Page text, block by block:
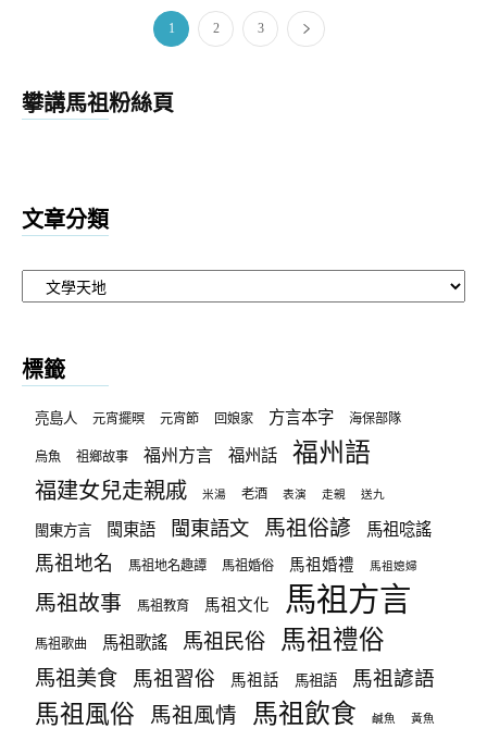
1 2 3
攀講馬祖粉絲頁
文章分類
文
標籤
亮島人 元宵擺暝 元宵節 回娘家 方言本字 海保部隊
烏魚 祖鄉故事 福州方言 福州話 福州語
福建女兒走親戚 米湯 老酒 表演 走親 送九
閩東方言 閩東語 閩東語文 馬祖俗諺 馬祖唸謠
馬祖地名 馬祖地名趣譚 馬祖婚俗 馬祖婚禮 馬祖媳婦
馬祖故事 馬祖教育 馬祖文化 馬祖方言
馬祖歌曲 馬祖歌謠 馬祖民俗 馬祖禮俗
馬祖美食 馬祖習俗 馬祖話 馬祖語 馬祖諺語
馬祖風俗 馬祖風情 馬祖飲食 鹹魚 黃魚